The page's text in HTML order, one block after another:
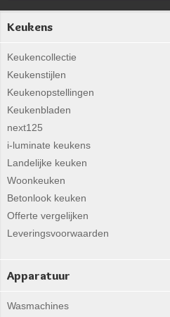
Keukens
Keukencollectie
Keukenstijlen
Keukenopstellingen
Keukenbladen
next125
i-luminate keukens
Landelijke keuken
Woonkeuken
Betonlook keuken
Offerte vergelijken
Leveringsvoorwaarden
Apparatuur
Wasmachines